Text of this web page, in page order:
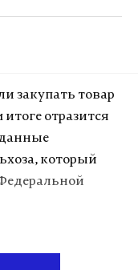
закупать товар
отразится
данные
который